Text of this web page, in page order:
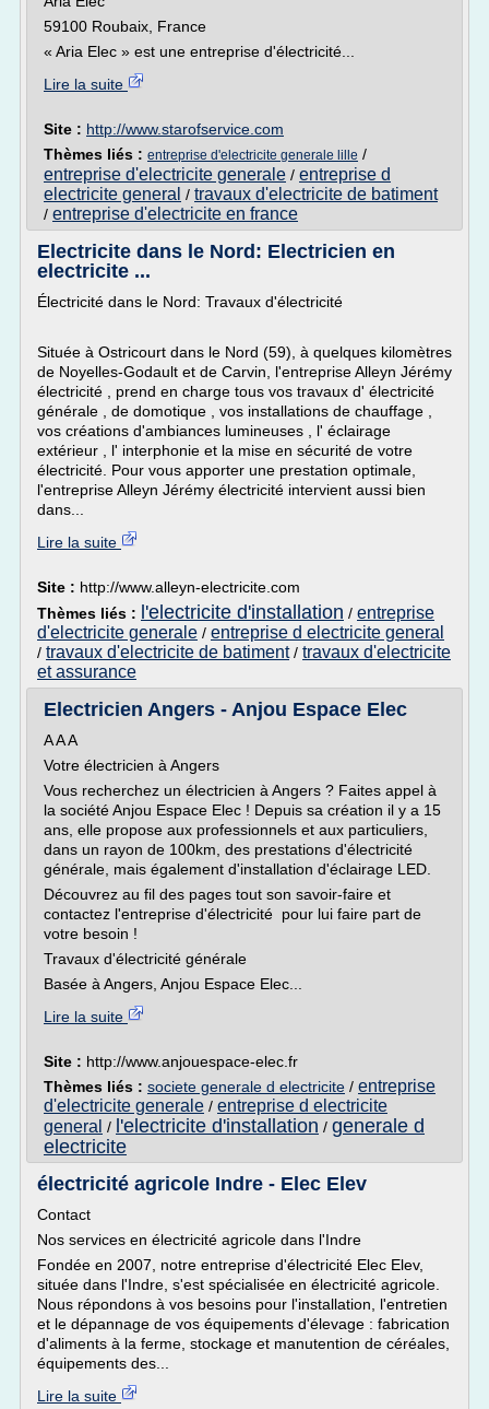
59100 Roubaix, France
« Aria Elec » est une entreprise d'électricité...
Lire la suite
Site : http://www.starofservice.com
Thèmes liés : entreprise d'electricite generale lille /
entreprise d'electricite generale / entreprise d
electricite general / travaux d'electricite de batiment
/ entreprise d'electricite en france
Electricite dans le Nord: Electricien en
electricite ...
Électricité dans le Nord: Travaux d'électricité
Située à Ostricourt dans le Nord (59), à quelques kilomètres
de Noyelles-Godault et de Carvin, l'entreprise Alleyn Jérémy
électricité , prend en charge tous vos travaux d' électricité
générale , de domotique , vos installations de chauffage ,
vos créations d'ambiances lumineuses , l' éclairage
extérieur , l' interphonie et la mise en sécurité de votre
électricité. Pour vous apporter une prestation optimale,
l'entreprise Alleyn Jérémy électricité intervient aussi bien
dans...
Lire la suite
Site : http://www.alleyn-electricite.com
Thèmes liés :
l'electricite d'installation / entreprise
d'electricite generale / entreprise d electricite general
/ travaux d'electricite de batiment/ travaux d'electricite
et assurance
Electricien Angers - Anjou Espace Elec
A A A
Votre électricien à Angers
Vous recherchez un électricien à Angers ? Faites appel à
la société Anjou Espace Elec ! Depuis sa création il y a 15
ans, elle propose aux professionnels et aux particuliers,
dans un rayon de 100km, des prestations d'électricité
générale, mais également d'installation d'éclairage LED.
Découvrez au fil des pages tout son savoir-faire et
contactez l'entreprise d'électricité pour lui faire part de
votre besoin !
Travaux d'électricité générale
Basée à Angers, Anjou Espace Elec...
Lire la suite
Site : http://www.anjouespace-elec.fr
Thèmes liés : societe generale d electricite / entreprise
d'electricite generale / entreprise d electricite
general / l'electricite d'installation / generale d
electricite
électricité agricole Indre - Elec Elev
Contact
Nos services en électricité agricole dans l'Indre
Fondée en 2007, notre entreprise d'électricité Elec Elev,
située dans l'Indre, s'est spécialisée en électricité agricole.
Nous répondons à vos besoins pour l'installation, l'entretien
et le dépannage de vos équipements d'élevage : fabrication
d'aliments à la ferme, stockage et manutention de céréales,
équipements des...
Lire la suite